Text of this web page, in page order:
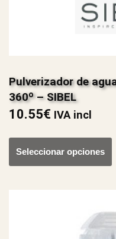
Pulverizador de
360º – SIBEL
10.55€ IVA incl
Seleccionar opciones